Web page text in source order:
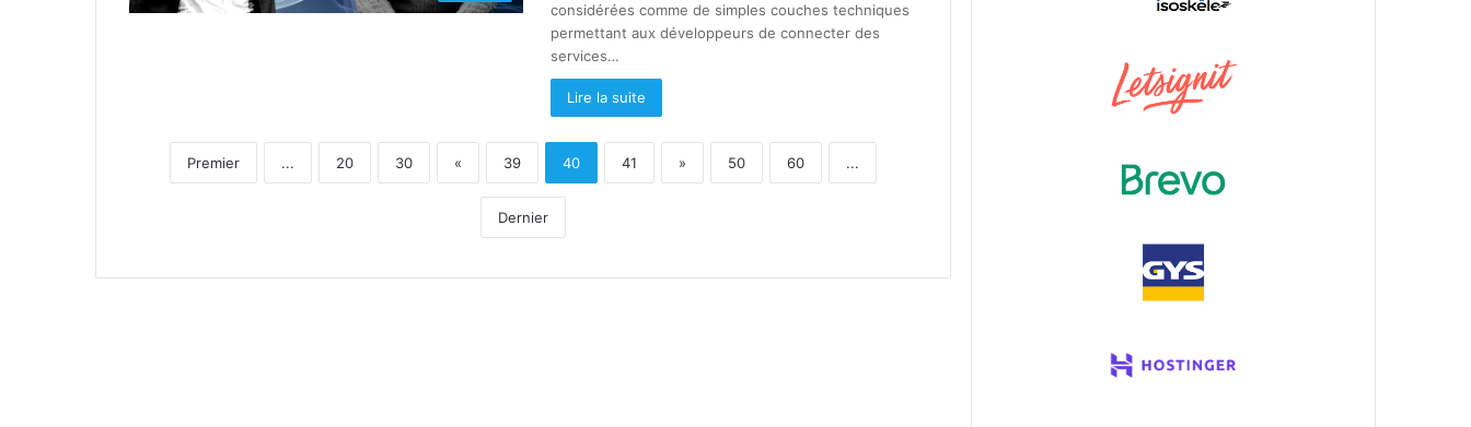
considérées comme de simples couches techniques
permettant aux développeurs de connecter des
services…
Lire la suite
Premier ... 20 30 « 39 40 41 » 50 60 ...
Dernier